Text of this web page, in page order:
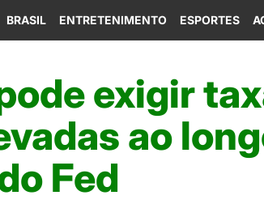
BRASIL ENTRETENIMENTO ESPORTES
exigir
ao
Fed